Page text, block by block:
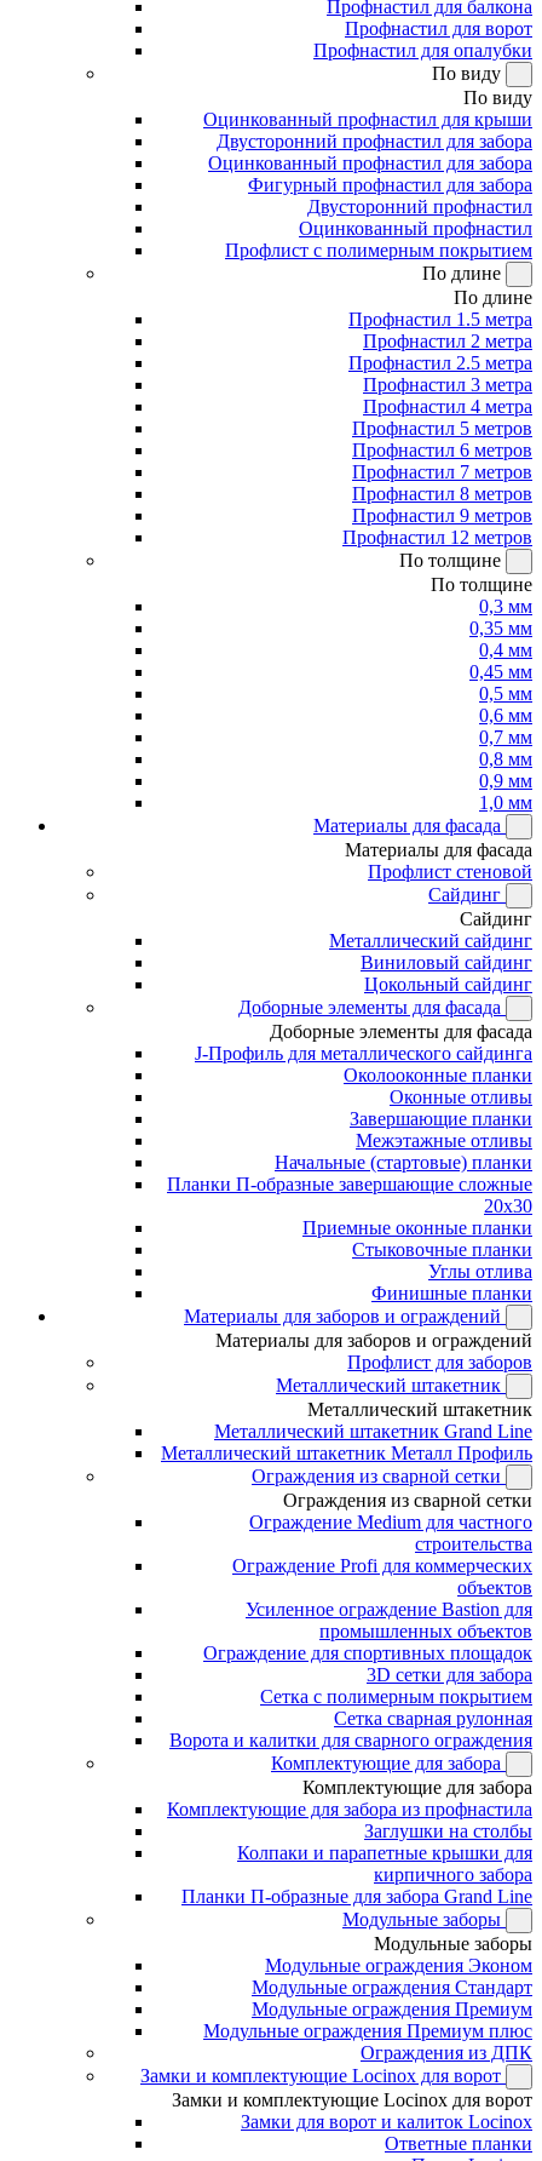
Профнастил для балкона
Профнастил для ворот
Профнастил для опалубки
По виду
По виду
Оцинкованный профнастил для крыши
Двусторонний профнастил для забора
Оцинкованный профнастил для забора
Фигурный профнастил для забора
Двусторонний профнастил
Оцинкованный профнастил
Профлист с полимерным покрытием
По длине
По длине
Профнастил 1.5 метра
Профнастил 2 метра
Профнастил 2.5 метра
Профнастил 3 метра
Профнастил 4 метра
Профнастил 5 метров
Профнастил 6 метров
Профнастил 7 метров
Профнастил 8 метров
Профнастил 9 метров
Профнастил 12 метров
По толщине
По толщине
0,3 мм
0,35 мм
0,4 мм
0,45 мм
0,5 мм
0,6 мм
0,7 мм
0,8 мм
0,9 мм
1,0 мм
Материалы для фасада
Материалы для фасада
Профлист стеновой
Сайдинг
Сайдинг
Металлический сайдинг
Виниловый сайдинг
Цокольный сайдинг
Доборные элементы для фасада
Доборные элементы для фасада
J-Профиль для металлического сайдинга
Околооконные планки
Оконные отливы
Завершающие планки
Межэтажные отливы
Начальные (стартовые) планки
Планки П-образные завершающие сложные
20x30
Приемные оконные планки
Стыковочные планки
Углы отлива
Финишные планки
Материалы для заборов и ограждений
Материалы для заборов и ограждений
Профлист для заборов
Металлический штакетник
Металлический штакетник
Металлический штакетник Grand Line
Металлический штакетник Металл Профиль
Ограждения из сварной сетки
Ограждения из сварной сетки
Ограждение Medium для частного
строительства
Ограждение Profi для коммерческих
объектов
Усиленное ограждение Bastion для
промышленных объектов
Ограждение для спортивных площадок
3D сетки для забора
Сетка с полимерным покрытием
Сетка сварная рулонная
Ворота и калитки для сварного ограждения
Комплектующие для забора
Комплектующие для забора
Комплектующие для забора из профнастила
Заглушки на столбы
Колпаки и парапетные крышки для
кирпичного забора
Планки П-образные для забора Grand Line
Модульные заборы
Модульные заборы
Модульные ограждения Эконом
Модульные ограждения Стандарт
Модульные ограждения Премиум
Модульные ограждения Премиум плюс
Ограждения из ДПК
Замки и комплектующие Locinox для ворот
Замки и комплектующие Locinox для ворот
Замки для ворот и калиток Locinox
Ответные планки